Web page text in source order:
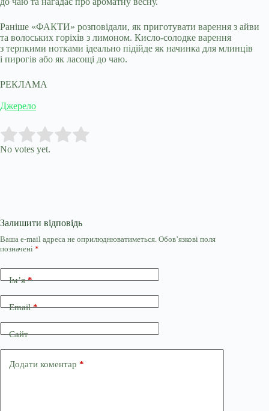
Раніше «ФАКТИ» розповідали, як приготувати варення з айви
та волоських горіхів з лимоном. Кисло-солодке варення
з терпкими нотками ідеально підійде як начинка для млинців
і пирогів або як ласощі до чаю.
РЕКЛАМА
Джерело
Rate this item:
No votes yet.
Залишити відповідь
Ваша e-mail адреса не оприлюднюватиметься. Обов’язкові поля
позначені *
Ім’я*
Email*
Сайт
Додати коментар *